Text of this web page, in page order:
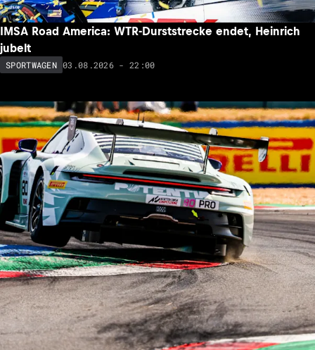
IMSA Road America: WTR-Durststrecke endet, Heinrich
jubelt
SPORTWAGEN 03.08.2026 - 22:00